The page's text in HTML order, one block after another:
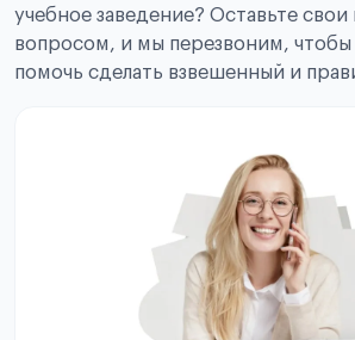
учебное заведение? Оставьте свои
вопросом, и мы перезвоним, чтобы
помочь сделать взвешенный и